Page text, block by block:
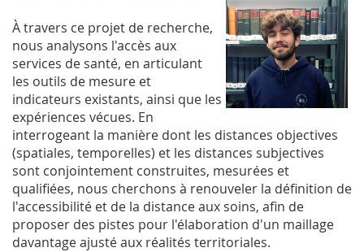
À travers ce projet de recherche,
nous analysons l'accès aux
services de santé, en articulant
les outils de mesure et
indicateurs existants, ainsi que les
expériences vécues. En
interrogeant la manière dont les distances objectives
(spatiales, temporelles) et les distances subjectives
sont conjointement construites, mesurées et
qualifiées, nous cherchons à renouveler la définition de
l'accessibilité et de la distance aux soins, afin de
proposer des pistes pour l'élaboration d'un maillage
davantage ajusté aux réalités territoriales.